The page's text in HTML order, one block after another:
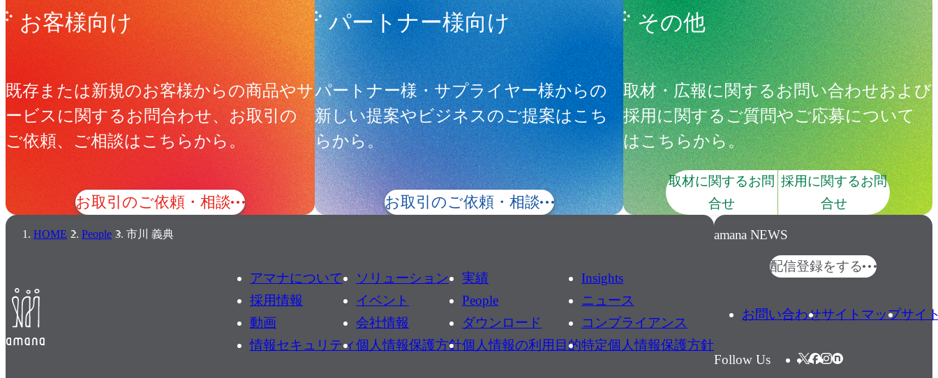
お客様向け
既存または新規のお客様からの商品やサ
ービスに関するお問合わせ、お取引の
ご依頼、ご相談はこちらから。
お取引のご依頼・相談
パートナー様向け
パートナー様・サプライヤー様からの
新しい提案やビジネスのご提案はこち
らから。
お取引のご依頼・相談
その他
取材・広報に関するお問い合わせおよび
採用に関するご質問やご応募について
はこちらから。
取材に関するお問
合せ
採用に関するお問
合せ
HOME People 市川 義典
アマナについて ソリューション 実績
Insights
採用情報
イベント People
ニュース
動画
会社情報 ダウンロード
コンプライアンス
情報セキュリティ個人情報保護方針個人情報の利用目的特定個人情報保護方針
amana NEWS
配信登録をする
お問い合わせサイトマップサイ
Follow Us